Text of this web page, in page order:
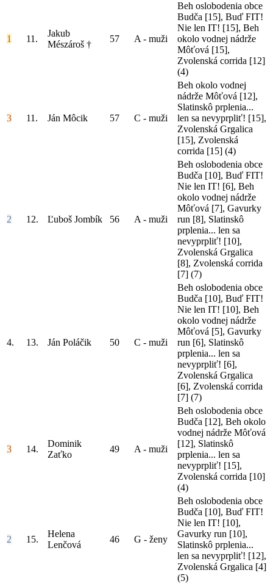
1 11.
Jakub
Mészároš †
57 A - muži
Beh oslobodenia obce
Budča [15], Buď FIT!
Nie len IT! [15], Beh
okolo vodnej nádrže
Môťová [15],
Zvolenská corrida [12]
(4)
3 11. Ján Môcik 57 C - muži
Beh okolo vodnej
nádrže Môťová [12],
Slatinskô prplenia...
len sa nevyprpliť! [15],
Zvolenská Grgalica
[15], Zvolenská
corrida [15] (4)
2 12. Ľuboš Jombík 56 A - muži
Beh oslobodenia obce
Budča [10], Buď FIT!
Nie len IT! [6], Beh
okolo vodnej nádrže
Môťová [7], Gavurky
run [8], Slatinskô
prplenia... len sa
nevyprpliť! [10],
Zvolenská Grgalica
[8], Zvolenská corrida
[7] (7)
4. 13. Ján Poláčik 50 C - muži
Beh oslobodenia obce
Budča [10], Buď FIT!
Nie len IT! [10], Beh
okolo vodnej nádrže
Môťová [5], Gavurky
run [6], Slatinskô
prplenia... len sa
nevyprpliť! [6],
Zvolenská Grgalica
[6], Zvolenská corrida
[7] (7)
3 14.
Dominik
Zaťko
49 A - muži
Beh oslobodenia obce
Budča [12], Beh okolo
vodnej nádrže Môťová
[12], Slatinskô
prplenia... len sa
nevyprpliť! [15],
Zvolenská corrida [10]
(4)
2 15.
Helena
Lenčová
46 G - ženy
Beh oslobodenia obce
Budča [10], Buď FIT!
Nie len IT! [10],
Gavurky run [10],
Slatinskô prplenia...
len sa nevyprpliť! [12],
Zvolenská Grgalica [4]
(5)